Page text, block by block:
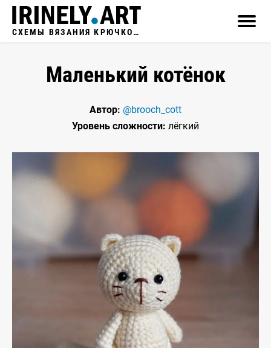
СХЕМЫ ВЯЗАНИЯ КРЮЧКОМ
Маленький котёнок
Автор: @brooch_cott
Уровень сложности: лёгкий